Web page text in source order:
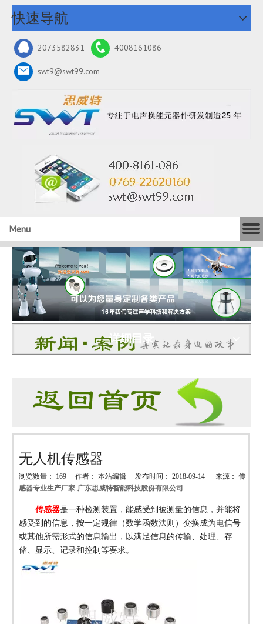
快速导航
2073582831 4008161086
swt9@swt99.com
Menu
详细目录
无人机传感器
浏览数量： 169 作者： 本站编辑 发布时间： 2018-09-14 来源： 传
感器专业生产厂家-广东思威特智能科技股份有限公司
传感器是一种检测装置，能感受到被测量的信息，并能将
感受到的信息，按一定规律 （数学函数法则） 变换成为电信号
或其他所需形式的信息输出，以满足信息的传输、处理、存
储、显示、记录和控制等要求。